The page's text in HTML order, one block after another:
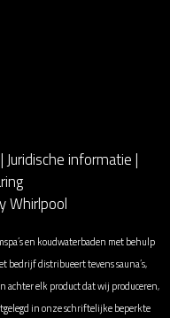
Juridische informatie|
Whirlpool
en koudwaterbaden met behulp
distribueert tevens sauna’s,
achter elk product dat wij produceren,
in onze schriftelijke beperkte